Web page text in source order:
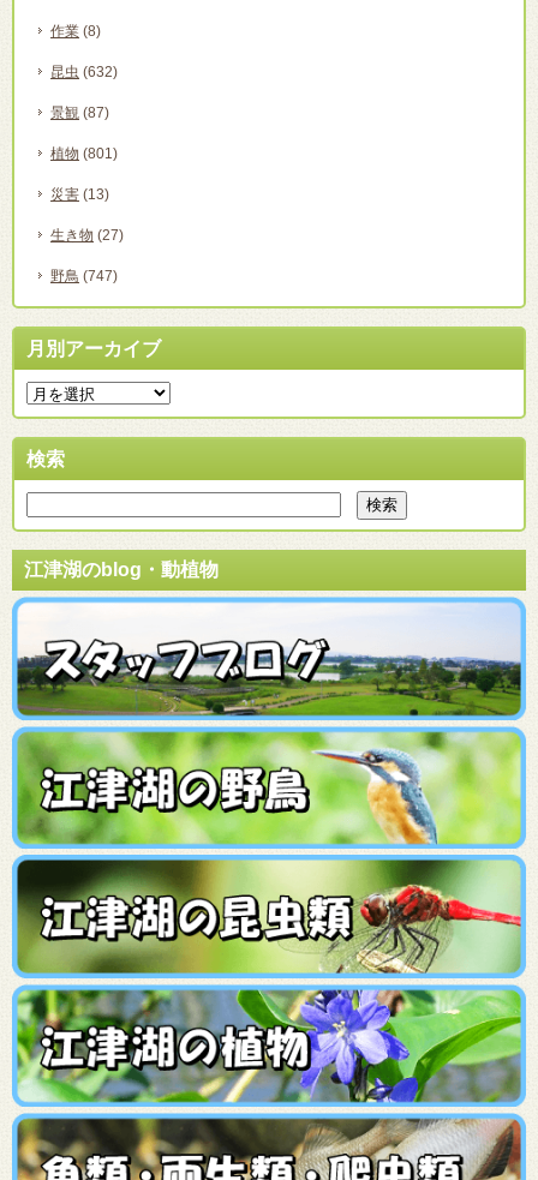
作業 (8)
昆虫 (632)
景観 (87)
植物 (801)
災害 (13)
生き物 (27)
野鳥 (747)
月別アーカイブ
検索
江津湖のblog・動植物